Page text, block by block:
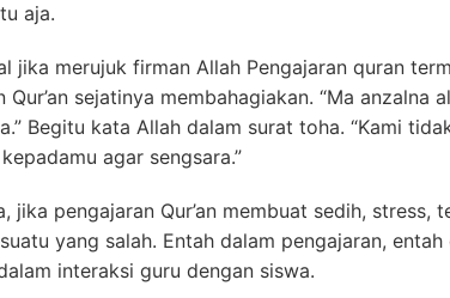
aja.
jika merujuk firman Allah Pengajaran quran
Qur’an sejatinya membahagiakan. “Ma anzalna
Begitu kata Allah dalam surat toha. “Kami
kepadamu agar sengsara.”
jika pengajaran Qur’an membuat sedih, stress,
yang salah. Entah dalam pengajaran,
interaksi guru dengan siswa.